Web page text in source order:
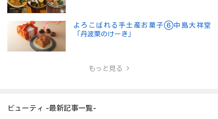
よろこばれる手土産お菓子⑥中島大祥堂
「丹波栗のけーき」
もっと見る
ビューティ -最新記事一覧-